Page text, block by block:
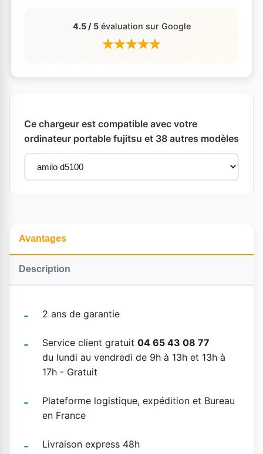
4.5 / 5évaluation sur Google
Ce chargeur est compatible avec votre
ordinateur portable fujitsu et 38 autres modèles
Avantages
Description
2 ans de garantie
Service client gratuit 04 65 43 08 77
du lundi au vendredi de 9h à 13h et 13h à
17h - Gratuit
Plateforme logistique, expédition et Bureau
en France
Livraison express 48h